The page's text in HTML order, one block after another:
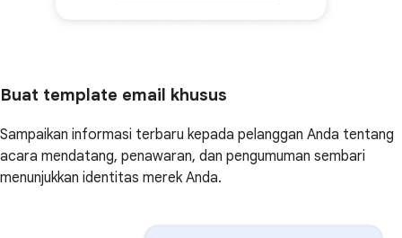
Buat template email khusus
Sampaikan informasi terbaru kepada pelanggan Anda tentang
acara mendatang, penawaran, dan pengumuman sembari
menunjukkan identitas merek Anda.